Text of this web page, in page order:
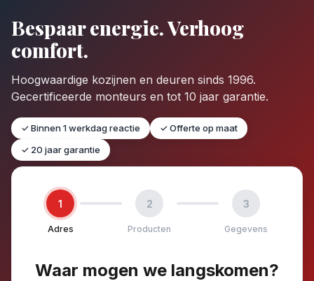
Bespaar energie. Verhoog
comfort.
Hoogwaardige kozijnen en deuren sinds 1996.
Gecertificeerde monteurs en tot 10 jaar garantie.
✓ Binnen 1 werkdag reactie
✓ Offerte op maat
✓ 20 jaar garantie
1
Adres
2
Producten
3
Gegevens
Waar mogen we langskomen?